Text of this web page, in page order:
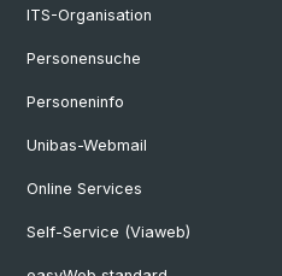
ITS-Organisation
Personensuche
Personeninfo
Unibas-Webmail
Online Services
Self-Service (Viaweb)